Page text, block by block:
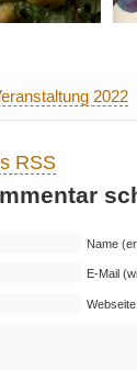
2022
RSS
Name
E-Mail
Webseite